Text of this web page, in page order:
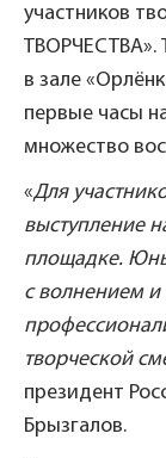
участников
ТВОРЧЕСТВА».
в зале
первые часы
множество
«Для
выступление
площадке.
с волнением
творческой
президент
Брызгалов.